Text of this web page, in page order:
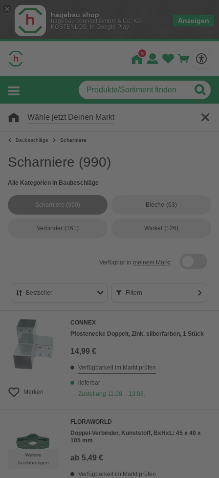
hagebau shop
hagebau connect GmbH & Co. KG
KOSTENLOS- In Google Play
Anzeigen
Wähle jetzt Deinen Markt
Baubeschläge Scharniere
Scharniere (990)
Alle Kategorien in Baubeschläge
Scharniere (990) Bleche (63)
Verbinder (161) Winkel (126)
Verfügbar in meinem Markt
Bestseller
Preis aufsteigend
Preis absteigend
Filtern
Merken
CONNEX
Pfostenecke Doppelt, Zink, silberfarben, 1 Stück
14,99 €
Verfügbarkeit im Markt prüfen
lieferbar
Zustellung 11.08. - 13.08.
Weitere
Ausführungen
FLORAWORLD
Doppel-Verbinder, Kunststoff, BxHxL: 45 x 40 x
105 mm
ab 5,49 €
Verfügbarkeit im Markt prüfen